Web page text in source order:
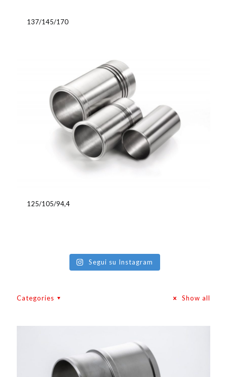
137/145/170
125/105/94,4
Segui su Instagram
Categories Show all